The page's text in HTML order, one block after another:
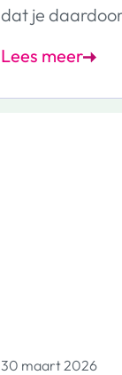
dat je
uit hoe dit zit. Let op: deze informatie
geldt alleen
Lees meer
30 maart 2026